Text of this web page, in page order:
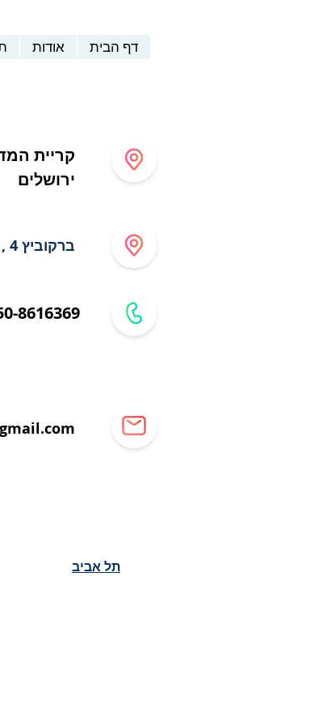
דף הבית אודות
ירושלים
ברקוביץ 4 , מגדל המוזיאון, תל אביב
8616369
תל אביב